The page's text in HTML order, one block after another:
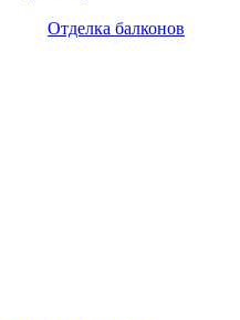
Отделка балконов